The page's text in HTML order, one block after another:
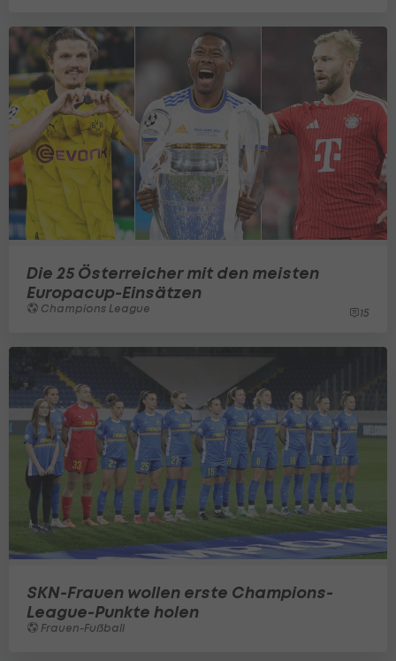
Die 25 Österreicher mit den meisten
Europacup-Einsätzen
Champions League 15
SKN-Frauen wollen erste Champions-
League-Punkte holen
Frauen-Fußball